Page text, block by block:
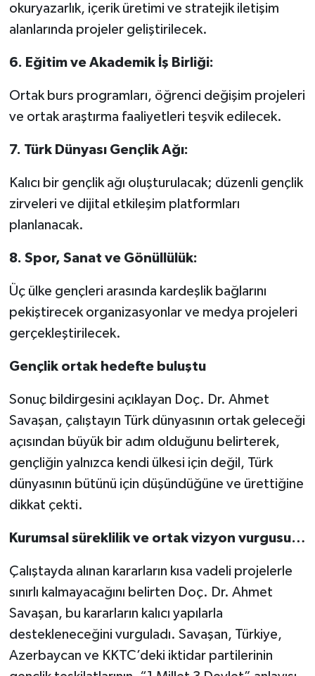
okuryazarlık, içerik üretimi ve stratejik iletişim
alanlarında projeler geliştirilecek.
6.⁠ ⁠Eğitim ve Akademik İş Birliği:
Ortak burs programları, öğrenci değişim projeleri
ve ortak araştırma faaliyetleri teşvik edilecek.
7.⁠ ⁠Türk Dünyası Gençlik Ağı:
Kalıcı bir gençlik ağı oluşturulacak; düzenli gençlik
zirveleri ve dijital etkileşim platformları
planlanacak.
8.⁠ ⁠Spor, Sanat ve Gönüllülük:
Üç ülke gençleri arasında kardeşlik bağlarını
pekiştirecek organizasyonlar ve medya projeleri
gerçekleştirilecek.
Gençlik ortak hedefte buluştu
Sonuç bildirgesini açıklayan Doç. Dr. Ahmet
Savaşan, çalıştayın Türk dünyasının ortak geleceği
açısından büyük bir adım olduğunu belirterek,
gençliğin yalnızca kendi ülkesi için değil, Türk
dünyasının bütünü için düşündüğüne ve ürettiğine
dikkat çekti.
Kurumsal süreklilik ve ortak vizyon vurgusu…
Çalıştayda alınan kararların kısa vadeli projelerle
sınırlı kalmayacağını belirten Doç. Dr. Ahmet
Savaşan, bu kararların kalıcı yapılarla
destekleneceğini vurguladı. Savaşan, Türkiye,
Azerbaycan ve KKTC’deki iktidar partilerinin